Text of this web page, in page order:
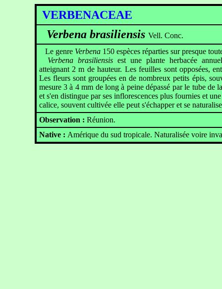
VERBENACEAE
Verbena brasiliensis Vell. Conc.
Le genre Verbena 150 espèces réparties sur presque
Verbena brasiliensisest une plante herbacée
atteignant 2 m de hauteur. Les feuilles sont opposées,
Les fleurs sont groupées en de nombreux petits épis,
mesure 3 à 4 mm de long à peine dépassé par le tube de
et s'en distingue par ses inflorescences plus fournies et
calice, souvent cultivée elle peut s'échapper et se
Observation : Réunion.
Native : Amérique du sud tropicale. Naturalisée voire